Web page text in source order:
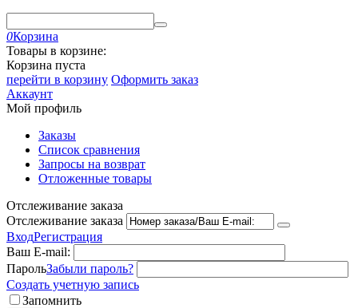
0Корзина
Товары в корзине:
Корзина пуста
перейти в корзину Оформить заказ
Аккаунт
Мой профиль
Заказы
Список сравнения
Запросы на возврат
Отложенные товары
Отслеживание заказа
Отслеживание заказа
ВходРегистрация
Ваш E-mail:
ПарольЗабыли пароль?
Создать учетную запись
Запомнить